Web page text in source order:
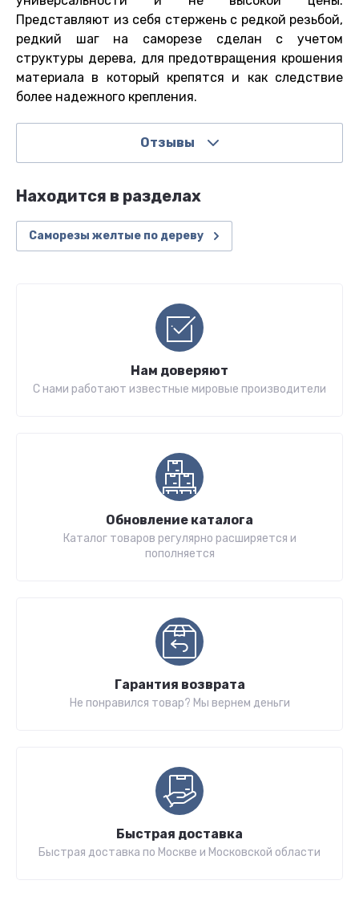
Представляют из себя стержень с редкой резьбой,
редкий шаг на саморезе сделан с учетом
структуры дерева, для предотвращения крошения
материала в который крепятся и как следствие
более надежного крепления.
Отзывы
Находится в разделах
Саморезы желтые по дереву
Нам доверяют
С нами работают известные мировые производители
Обновление каталога
Каталог товаров регулярно расширяется и
пополняется
Гарантия возврата
Не понравился товар? Мы вернем деньги
Быстрая доставка
Быстрая доставка по Москве и Московской области